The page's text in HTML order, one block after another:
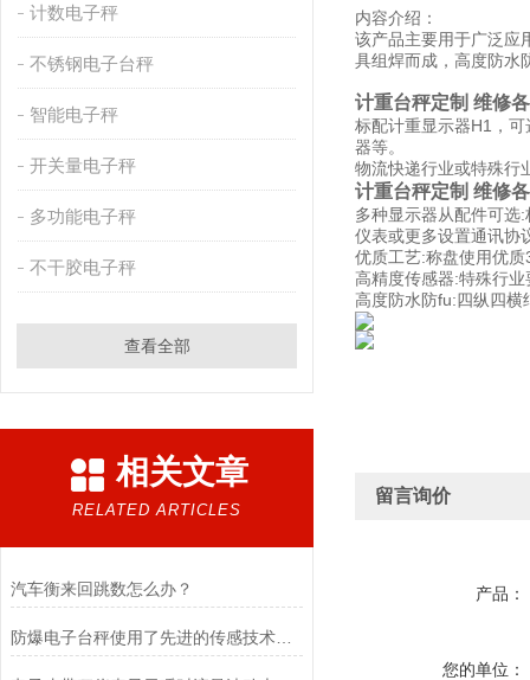
计数电子秤
不锈钢电子台秤
智能电子秤
开关量电子秤
多功能电子秤
不干胶电子秤
查看全部
相关文章
RELATED ARTICLES
汽车衡来回跳数怎么办？
防爆电子台秤使用了先进的传感技术和数据处理算法
内容介绍：
该产品主要用于广泛应
具组焊而成，高度防水
计重台秤定制 维修
标配计重显示器H1，
器等。
物流快递行业或特殊行
计重台秤定制 维修
多种显示器从配件可选
仪表或更多设置通讯协
优质工艺:称盘使用优
高精度传感器:特殊行
高度防水防fu:四纵四横
留言询价
产品：
您的单位：